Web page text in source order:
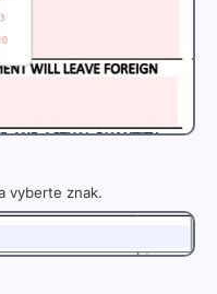
vyberte znak.